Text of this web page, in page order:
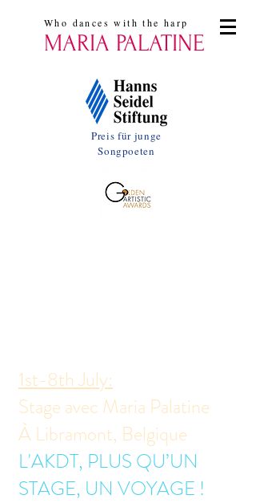
MARIA PALATINE
Who dances with the harp
Preis für junge
Songpoeten
1st-8th July:
Stage avec Maria Palatine
À Libramont, Belgique
L'AKDT, PLUS QU’UN
STAGE, UN VOYAGE !